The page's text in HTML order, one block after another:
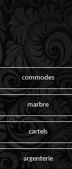
commodes
marbre
cartels
argenterie